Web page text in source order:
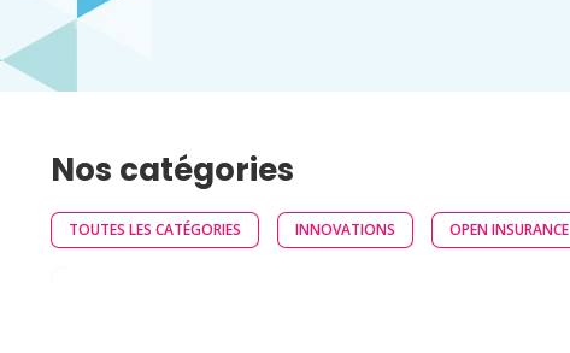
Nos catégories
TOUTES LES CATÉGORIES INNOVATIONS OPEN INSURANCE